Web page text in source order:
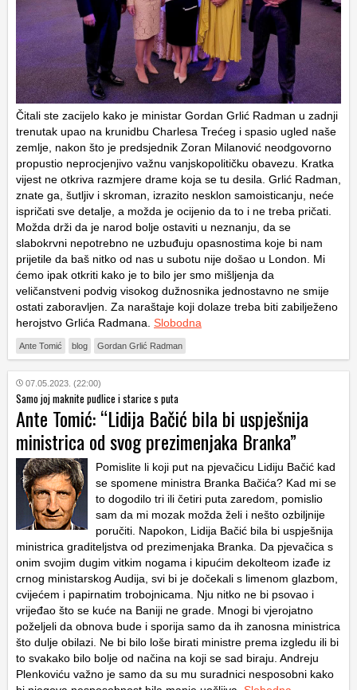
Čitali ste zacijelo kako je ministar Gordan Grlić Radman u zadnji
trenutak upao na krunidbu Charlesa Trećeg i spasio ugled naše
zemlje, nakon što je predsjednik Zoran Milanović neodgovorno
propustio neprocjenjivo važnu vanjskopolitičku obavezu. Kratka
vijest ne otkriva razmjere drame koja se tu desila. Grlić Radman,
znate ga, šutljiv i skroman, izrazito nesklon samoisticanju, neće
ispričati sve detalje, a možda je ocijenio da to i ne treba pričati.
Možda drži da je narod bolje ostaviti u neznanju, da se
slabokrvni nepotrebno ne uzbuđuju opasnostima koje bi nam
prijetile da baš nitko od nas u subotu nije došao u London. Mi
ćemo ipak otkriti kako je to bilo jer smo mišljenja da
veličanstveni podvig visokog dužnosnika jednostavno ne smije
ostati zaboravljen. Za naraštaje koji dolaze treba biti zabilježeno
herojstvo Grlića Radmana. Slobodna
Ante Tomić blog Gordan Grlić Radman
07.05.2023. (22:00)
Samo joj maknite pudlice i starice s puta
Ante Tomić: “Lidija Bačić bila bi uspješnija
ministrica od svog prezimenjaka Branka”
Pomislite li koji put na pjevačicu Lidiju Bačić kad
se spomene ministra Branka Bačića? Kad mi se
to dogodilo tri ili četiri puta zaredom, pomislio
sam da mi mozak možda želi i nešto ozbiljnije
poručiti. Napokon, Lidija Bačić bila bi uspješnija
ministrica graditeljstva od prezimenjaka Branka. Da pjevačica s
onim svojim dugim vitkim nogama i kipućim dekolteom izađe iz
crnog ministarskog Audija, svi bi je dočekali s limenom glazbom,
cvijećem i papirnatim trobojnicama. Nju nitko ne bi psovao i
vrijeđao što se kuće na Baniji ne grade. Mnogi bi vjerojatno
poželjeli da obnova bude i sporija samo da ih zanosna ministrica
što dulje obilazi. Ne bi bilo loše birati ministre prema izgledu ili bi
to svakako bilo bolje od načina na koji se sad biraju. Andreju
Plenkoviću važno je samo da su mu suradnici nesposobni kako